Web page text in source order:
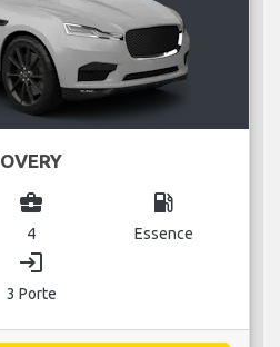
business_center
4
local_gas_station
Essence
login
3 Porte